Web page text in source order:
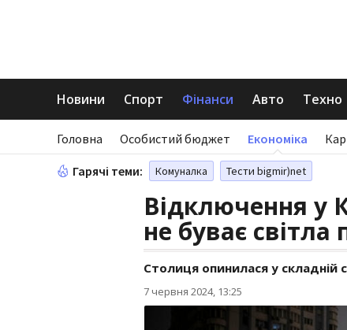
Новини Спорт Фінанси Авто Техно
Головна Особистий бюджет Економіка
Гарячі теми: Комуналка Тести bigmir)net
Відключення у
не буває світла
Столиця опинилася у складній
7 червня 2024, 13:25